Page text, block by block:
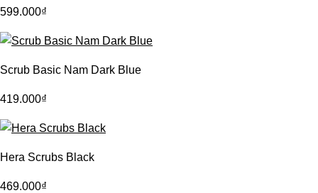
599.000₫
Scrub Basic Nam Dark Blue
419.000₫
Hera Scrubs Black
469.000₫